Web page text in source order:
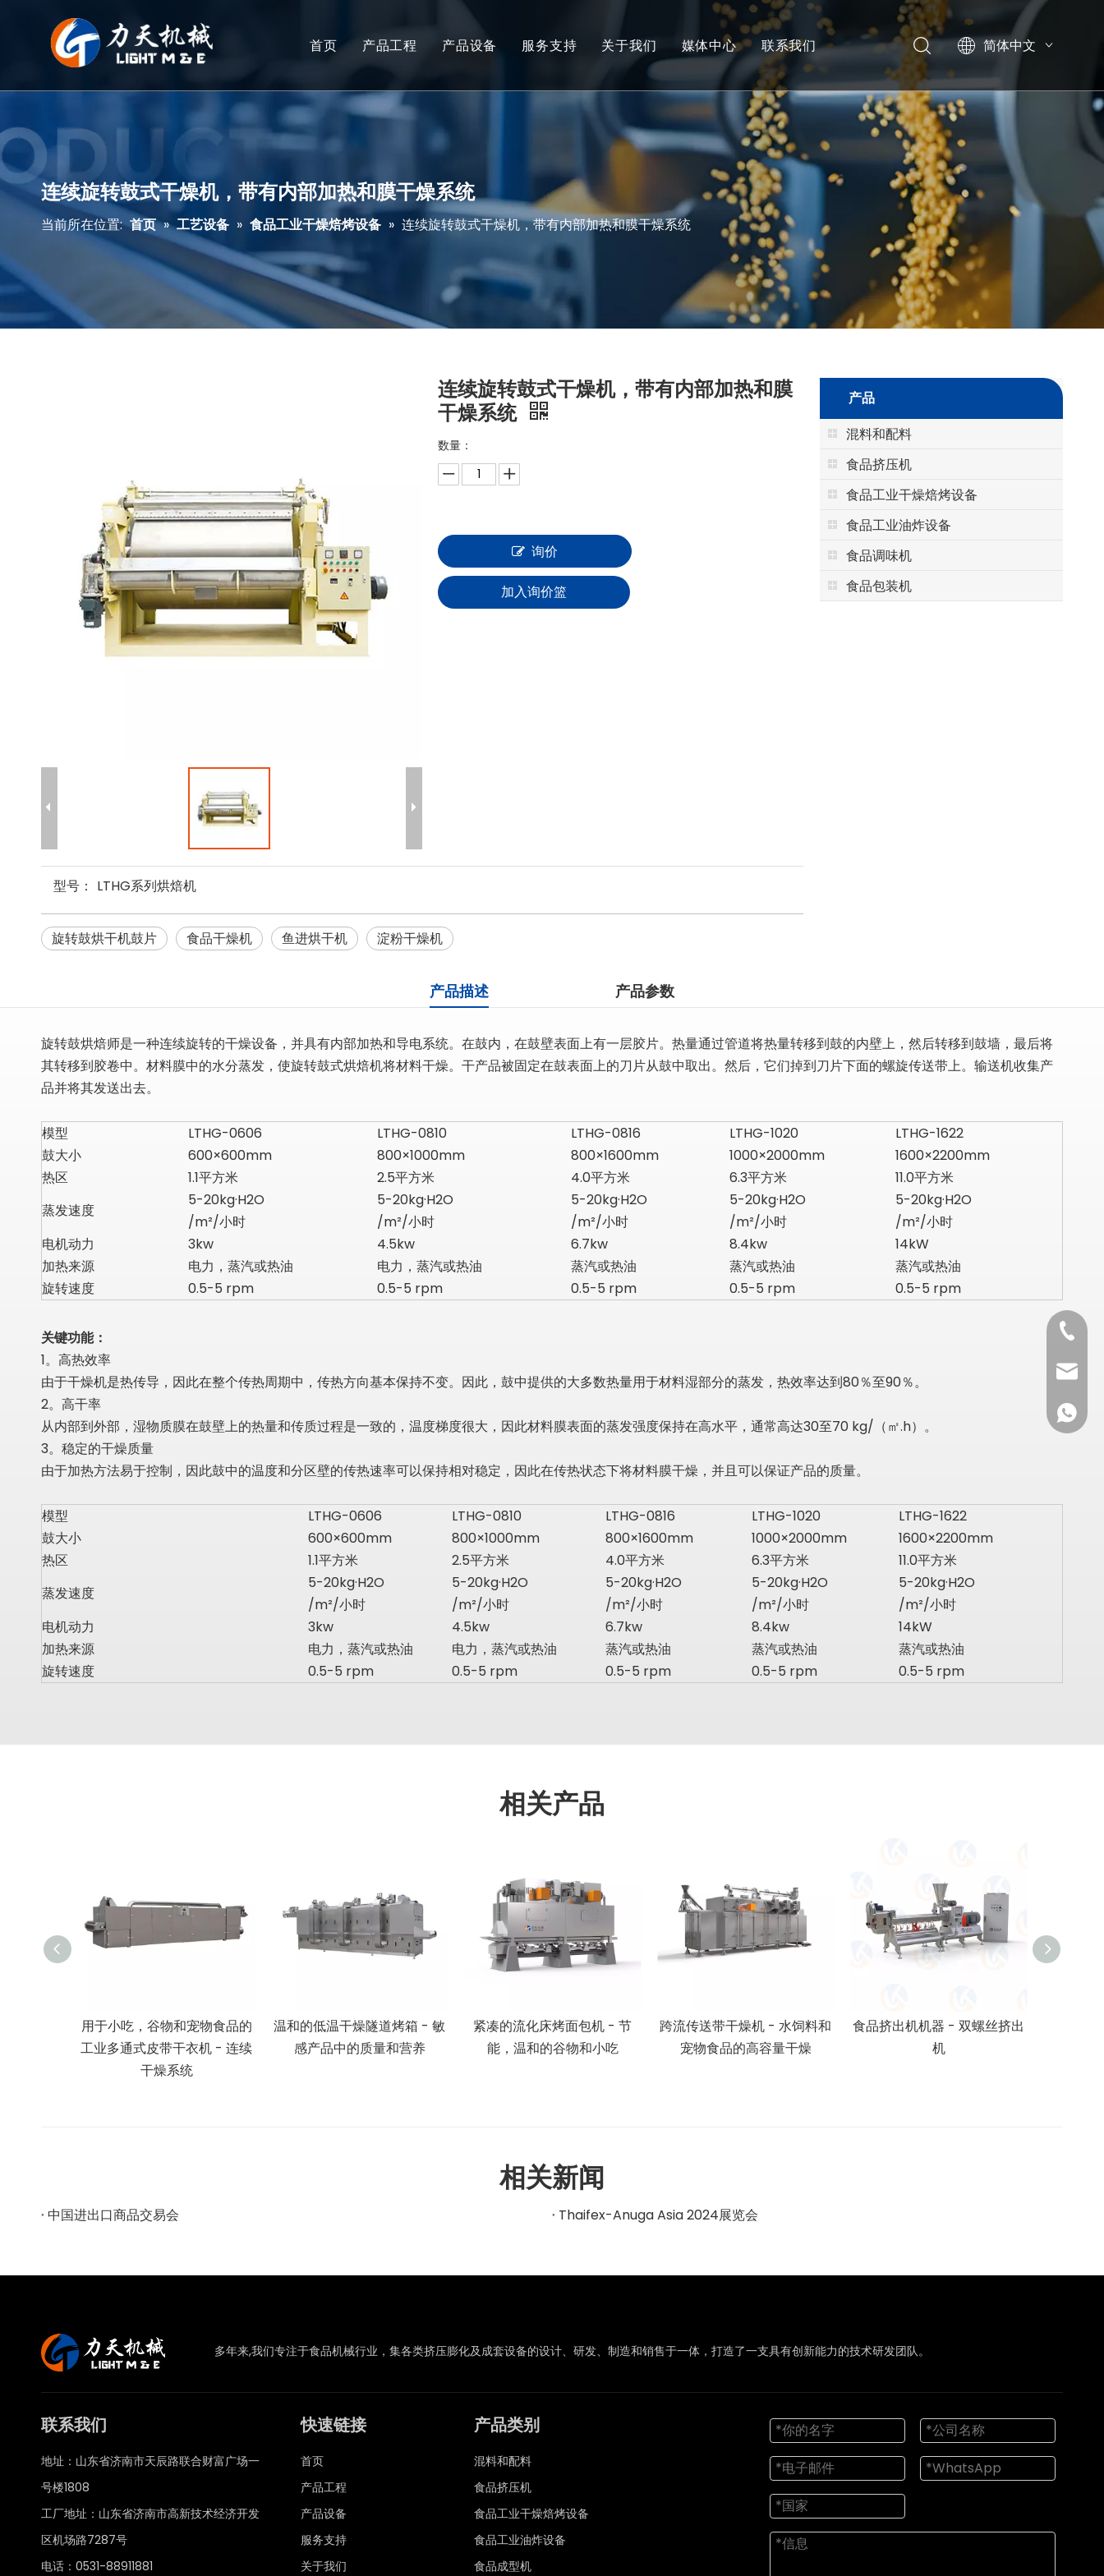
首页 产品工程
健康类零食
玉米片和早餐谷物
薯片、爆米花和油炸食品
意面、即食米和即食面
大豆组织蛋白和素肉
宠物食品和零食
产品设备
废水处理化学品
食品工业干燥焙烤设备
纺织化学品
电子化学品
塑料和橡胶化学品
食品成型机
食品调味机
蔬菜水果坚果设备
快餐类设备
服务支持 关于我们
公司介绍
公司理念
公司发展
媒体中心
新闻
参展
视频宣传
联系我们
简体中文
العربية
Pусский
Español
连续旋转鼓式干燥机，带有内部加热和膜干燥系统
当前所在位置: 首页 » 工艺设备 » 食品工业干燥焙烤设备 » 连续旋转鼓式干燥机，带有内部加热和膜干燥系统
连续旋转鼓式干燥机，带有内部加热和膜
干燥系统
数量：
询价
加入询价篮
型号： LTHG系列烘焙机
旋转鼓烘干机鼓片 食品干燥机 鱼进烘干机 淀粉干燥机
产品
混料和配料
食品挤压机
食品工业干燥焙烤设备
食品工业油炸设备
食品调味机
食品包装机
产品描述 产品参数
旋转鼓烘焙师是一种连续旋转的干燥设备，并具有内部加热和导电系统。在鼓内，在鼓壁表面上有一层胶片。热量通过管道将热量转移到鼓的内壁上，然后转移到鼓墙，最后将
其转移到胶卷中。材料膜中的水分蒸发，使旋转鼓式烘焙机将材料干燥。干产品被固定在鼓表面上的刀片从鼓中取出。然后，它们掉到刀片下面的螺旋传送带上。输送机收集产
品并将其发送出去。
模型 LTHG-0606 LTHG-0810 LTHG-0816 LTHG-1020
LTHG-1622
鼓大小
600×600mm 800×1000mm 800×1600mm 1000×2000mm
1600×2200mm
热区
1.1平方米 2.5平方米 4.0平方米 6.3平方米
11.0平方米
蒸发速度
5-20kg·H2O
/m²/小时
5-20kg·H2O
/m²/小时
5-20kg·H2O
/m²/小时
5-20kg·H2O
/m²/小时
5-20kg·H2O
/m²/小时
电机动力
3kw 4.5kw 6.7kw 8.4kw
14kW
加热来源
电力，蒸汽或热油 电力，蒸汽或热油 蒸汽或热油 蒸汽或热油
蒸汽或热油
旋转速度
0.5-5 rpm 0.5-5 rpm 0.5-5 rpm 0.5-5 rpm 0.5-5 rpm
关键功能：
1。高热效率
由于干燥机是热传导，因此在整个传热周期中，传热方向基本保持不变。因此，鼓中提供的大多数热量用于材料湿部分的蒸发，热效率达到80％至90％。
2。高干率
从内部到外部，湿物质膜在鼓壁上的热量和传质过程是一致的，温度梯度很大，因此材料膜表面的蒸发强度保持在高水平，通常高达30至70 kg/（㎡.h）。
3。稳定的干燥质量
由于加热方法易于控制，因此鼓中的温度和分区壁的传热速率可以保持相对稳定，因此在传热状态下将材料膜干燥，并且可以保证产品的质量。
模型 LTHG-0606 LTHG-0810 LTHG-0816 LTHG-1020
LTHG-1622
鼓大小
600×600mm 800×1000mm 800×1600mm 1000×2000mm
1600×2200mm
热区
1.1平方米 2.5平方米 4.0平方米 6.3平方米
11.0平方米
蒸发速度
5-20kg·H2O
/m²/小时
5-20kg·H2O
/m²/小时
5-20kg·H2O
/m²/小时
5-20kg·H2O
/m²/小时
5-20kg·H2O
/m²/小时
电机动力
3kw 4.5kw 6.7kw 8.4kw
14kW
加热来源
电力，蒸汽或热油 电力，蒸汽或热油 蒸汽或热油 蒸汽或热油
蒸汽或热油
旋转速度
0.5-5 rpm 0.5-5 rpm 0.5-5 rpm 0.5-5 rpm 0.5-5 rpm
相关产品
用于小吃，谷物和宠物食品的
工业多通式皮带干衣机 - 连续
干燥系统
温和的低温干燥隧道烤箱 - 敏
感产品中的质量和营养
紧凑的流化床烤面包机 - 节
能，温和的谷物和小吃
跨流传送带干燥机 - 水饲料和
宠物食品的高容量干燥
食品挤出机机器 - 双螺丝挤出
机
相关新闻
中国进出口商品交易会 Thaifex-Anuga Asia 2024展览会
多年来,我们专注于食品机械行业，集各类挤压膨化及成套设备的设计、研发、制造和销售于一体，打造了一支具有创新能力的技术研发团队。
联系我们
地址：山东省济南市天辰路联合财富广场一
号楼1808
工厂地址：山东省济南市高新技术经济开发
区机场路7287号
电话：0531-88911881
+86-
+86-
快速链接
首页
产品工程
产品设备
服务支持
关于我们
产品类别
混料和配料
食品挤压机
食品工业干燥焙烤设备
食品工业油炸设备
食品成型机